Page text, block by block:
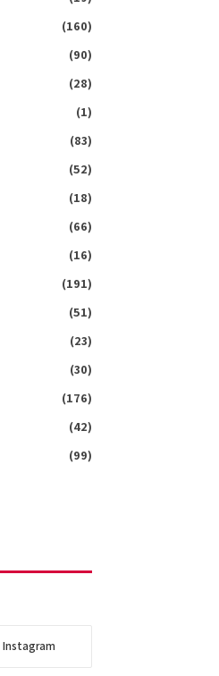
(160)
(90)
(28)
(1)
(83)
(52)
(18)
(66)
(16)
(191)
(51)
(23)
(30)
(176)
(42)
(99)
Instagram